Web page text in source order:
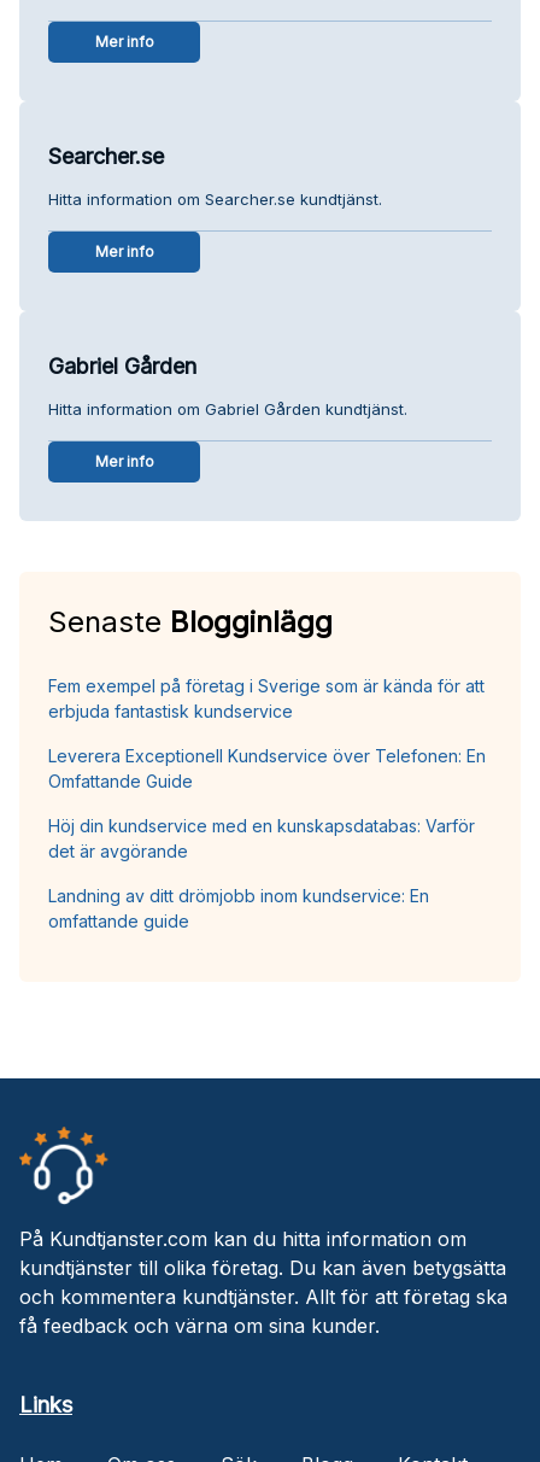
Mer info
Searcher.se
Hitta information om Searcher.se kundtjänst.
Mer info
Gabriel Gården
Hitta information om Gabriel Gården kundtjänst.
Mer info
Senaste Blogginlägg
Fem exempel på företag i Sverige som är kända för att
erbjuda fantastisk kundservice
Leverera Exceptionell Kundservice över Telefonen: En
Omfattande Guide
Höj din kundservice med en kunskapsdatabas: Varför
det är avgörande
Landning av ditt drömjobb inom kundservice: En
omfattande guide
På Kundtjanster.com kan du hitta information om
kundtjänster till olika företag. Du kan även betygsätta
och kommentera kundtjänster. Allt för att företag ska
få feedback och värna om sina kunder.
Links